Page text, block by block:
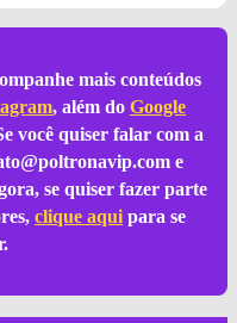
mais conteúdos
, além do Google
você quiser falar com a
e
se quiser fazer parte
clique aqui para se